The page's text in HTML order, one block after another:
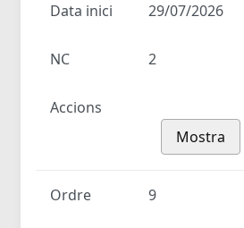
Data inici 29/07/2026
NC 2
Accions
Mostra
Ordre 9